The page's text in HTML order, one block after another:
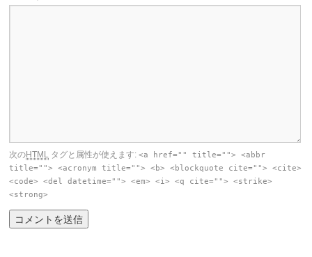
次のHTML タグと属性が使えます:<a href="" title=""> <abbr
title=""> <acronym title=""> <b> <blockquote cite=""> <cite>
<code> <del datetime=""> <em> <i> <q cite=""> <strike>
<strong>